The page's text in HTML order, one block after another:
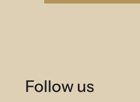
Follow us